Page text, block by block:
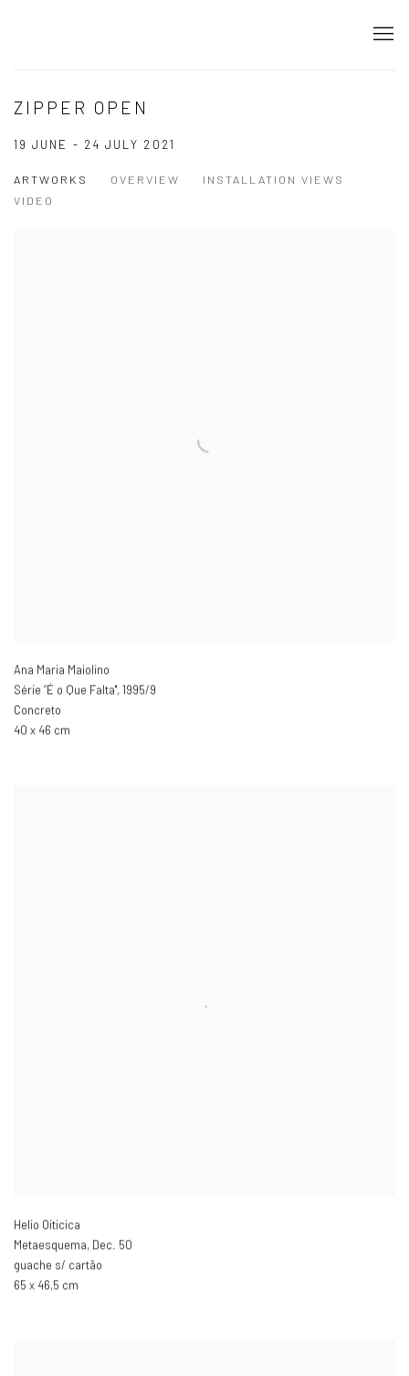
ZIPPER OPEN
19 JUNE - 24 JULY 2021
ARTWORKS OVERVIEW
INSTALLATION VIEWS
VIDEO
Ana Maria Maiolino
Série “É o Que Falta", 1995/9
Concreto
40 x 46 cm
Helio Oiticica
Metaesquema, Dec. 50
guache s/ cartão
65 x 46,5 cm